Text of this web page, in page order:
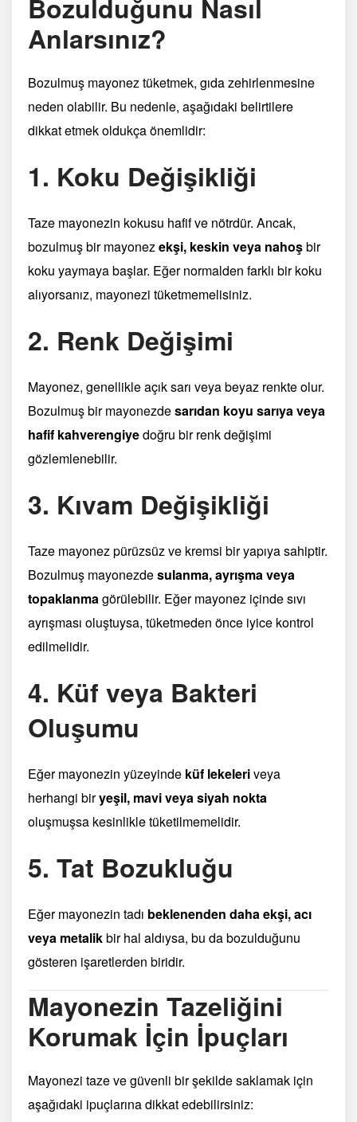
Bozulduğunu Nasıl
Anlarsınız?
Bozulmuş mayonez tüketmek, gıda zehirlenmesine
neden olabilir. Bu nedenle, aşağıdaki belirtilere
dikkat etmek oldukça önemlidir:
1. Koku Değişikliği
Taze mayonezin kokusu hafif ve nötrdür. Ancak,
bozulmuş bir mayonezekşi, keskin veya nahoşbir
koku yaymaya başlar. Eğer normalden farklı bir koku
alıyorsanız, mayonezi tüketmemelisiniz.
2. Renk Değişimi
Mayonez, genellikle açık sarı veya beyaz renkte olur.
Bozulmuş bir mayonezdesarıdan koyu sarıya veya
hafif kahverengiyedoğru bir renk değişimi
gözlemlenebilir.
3. Kıvam Değişikliği
Taze mayonez pürüzsüz ve kremsi bir yapıya sahiptir.
Bozulmuş mayonezdesulanma, ayrışma veya
topaklanmagörülebilir. Eğer mayonez içinde sıvı
ayrışması oluştuysa, tüketmeden önce iyice kontrol
edilmelidir.
4. Küf veya Bakteri
Oluşumu
Eğer mayonezin yüzeyinde küf lekeleriveya
herhangi biryeşil, mavi veya siyah nokta
oluşmuşsa kesinlikle tüketilmemelidir.
5. Tat Bozukluğu
Eğer mayonezin tadı beklenenden daha ekşi, acı
veya metalikbir hal aldıysa, bu da bozulduğunu
gösteren işaretlerden biridir.
Mayonezin Tazeliğini
Korumak İçin İpuçları
Mayonezi taze ve güvenli bir şekilde saklamak için
aşağıdaki ipuçlarına dikkat edebilirsiniz: